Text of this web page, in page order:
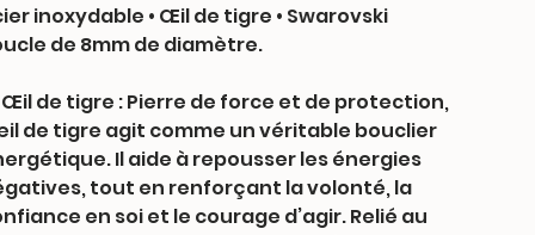
inoxydable • Œil de tigre • Swarovski
de 8mm de diamètre.
Œil de tigre : Pierre de force et de protection,
de tigre agit comme un véritable bouclier
Il aide à repousser les énergies
tout en renforçant la volonté, la
en soi et le courage d’agir. Relié au